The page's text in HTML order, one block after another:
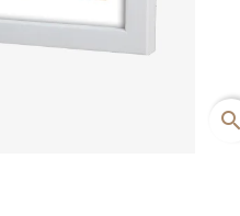
search